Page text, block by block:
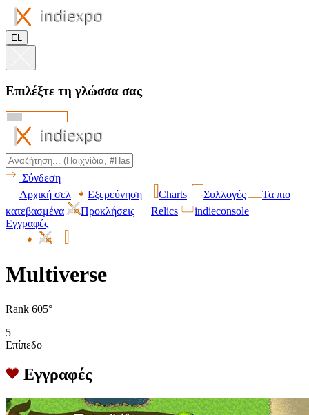
EL
Επιλέξτε τη γλώσσα σας
Σύνδεση
Αρχική σελ
Εξερεύνηση Charts Συλλογές
Τα πιο
κατεβασμένα
Προκλήσεις Relics
indieconsole
Εγγραφές
Multiverse
Rank 605°
5
Επίπεδο
Εγγραφές